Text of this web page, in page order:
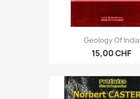
Geology Of India
15,00 CHF